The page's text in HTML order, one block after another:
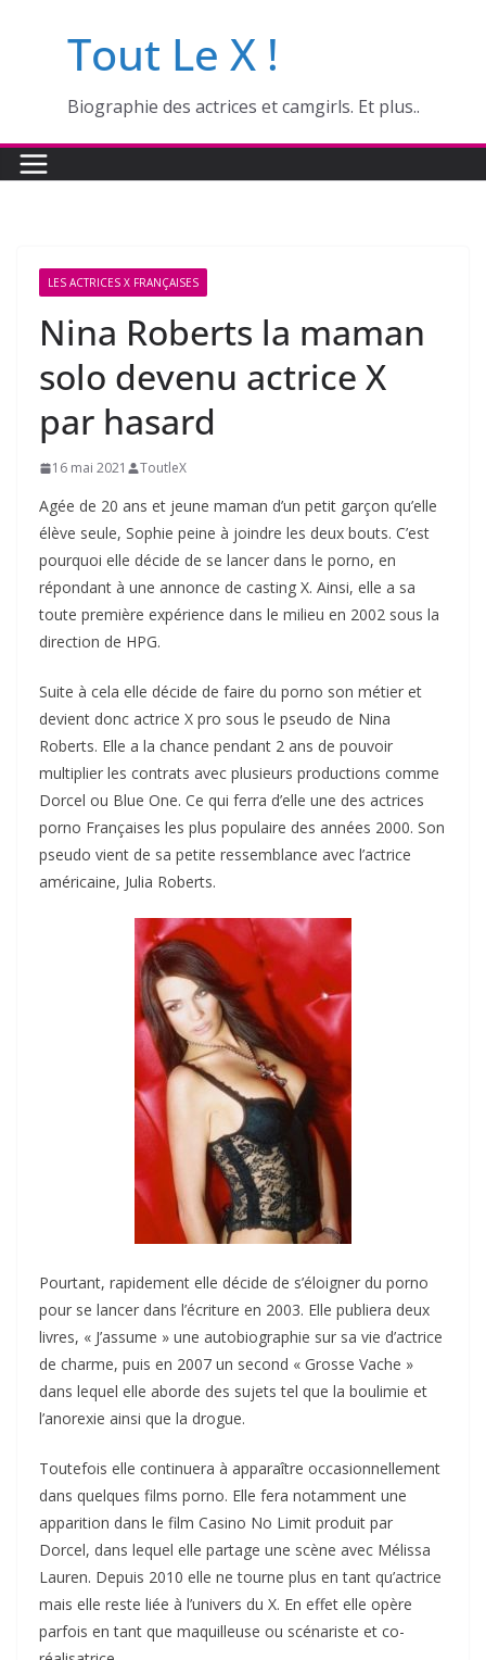
Tout Le X !
Biographie des actrices et camgirls. Et plus..
LES ACTRICES X FRANÇAISES
Nina Roberts la maman
solo devenu actrice X
par hasard
16 mai 2021 ToutleX
Agée de 20 ans et jeune maman d’un petit garçon qu’elle
élève seule, Sophie peine à joindre les deux bouts. C’est
pourquoi elle décide de se lancer dans le porno, en
répondant à une annonce de casting X. Ainsi, elle a sa
toute première expérience dans le milieu en 2002 sous la
direction de HPG.
Suite à cela elle décide de faire du porno son métier et
devient donc actrice X pro sous le pseudo de Nina
Roberts. Elle a la chance pendant 2 ans de pouvoir
multiplier les contrats avec plusieurs productions comme
Dorcel ou Blue One. Ce qui ferra d’elle une des actrices
porno Françaises les plus populaire des années 2000. Son
pseudo vient de sa petite ressemblance avec l’actrice
américaine, Julia Roberts.
Pourtant, rapidement elle décide de s’éloigner du porno
pour se lancer dans l’écriture en 2003. Elle publiera deux
livres, « J’assume » une autobiographie sur sa vie d’actrice
de charme, puis en 2007 un second « Grosse Vache »
dans lequel elle aborde des sujets tel que la boulimie et
l’anorexie ainsi que la drogue.
Toutefois elle continuera à apparaître occasionnellement
dans quelques films porno. Elle fera notamment une
apparition dans le film Casino No Limit produit par
Dorcel, dans lequel elle partage une scène avec Mélissa
Lauren. Depuis 2010 elle ne tourne plus en tant qu’actrice
mais elle reste liée à l’univers du X. En effet elle opère
parfois en tant que maquilleuse ou scénariste et co-